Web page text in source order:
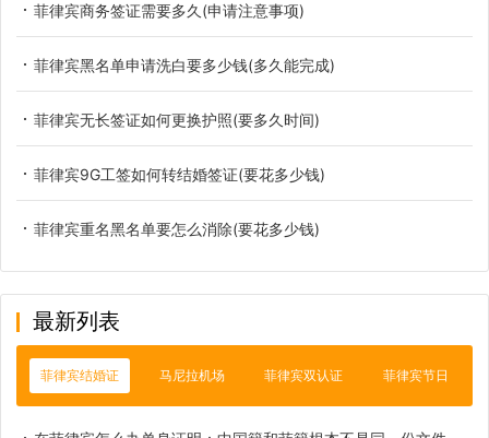
菲律宾商务签证需要多久(申请注意事项)
菲律宾黑名单申请洗白要多少钱(多久能完成)
菲律宾无长签证如何更换护照(要多久时间)
菲律宾9G工签如何转结婚签证(要花多少钱)
菲律宾重名黑名单要怎么消除(要花多少钱)
最新列表
菲律宾结婚证 马尼拉机场 菲律宾双认证 菲律宾节日